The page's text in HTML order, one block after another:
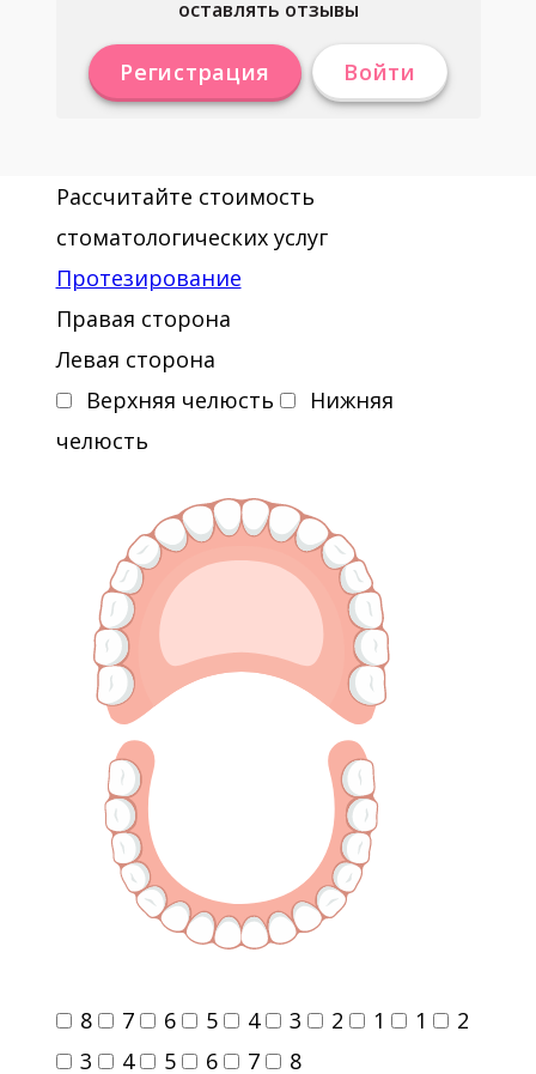
оставлять отзывы
Регистрация Войти
Рассчитайте стоимость
стоматологических услуг
Протезирование
Правая сторона
Левая сторона
Верхняя челюсть
Нижняя
челюсть
8 7 6 5 4 3 2 1 1
2
3
4 5 6 7 8